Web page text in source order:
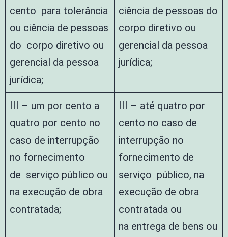
cento para tolerância
ou ciência de pessoas
do corpo diretivo ou
gerencial da pessoa
jurídica;
ciência de pessoas do
corpo diretivo ou
gerencial da pessoa
jurídica;
III – um por cento a
quatro por cento no
caso de interrupção
no fornecimento
de serviço público ou
na execução de obra
contratada;
III – até quatro por
cento no caso de
interrupção no
fornecimento de
serviço público, na
execução de obra
contratada ou
na entrega de bens ou